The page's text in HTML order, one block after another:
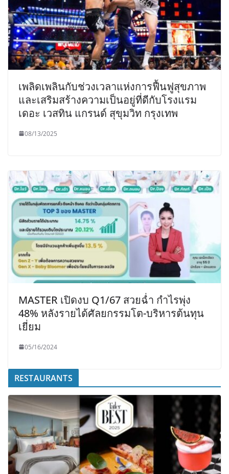
เพลิดเพลินกับช่วงเวลาแห่งการฟื้นฟูสุขภาพ
และเสริมสร้างความเป็นอยู่ที่ดีกับโรงแรม
เดอะ เวสทิน แกรนด์ สุขุมวิท กรุงเทพ
08/13/2025
MASTER เปิดงบ Q1/67 สวยฉ่ำ กำไรพุ่ง
48% หลังรายได้ศัลยกรรมโต-บริหารต้นทุน
เยี่ยม
05/16/2024
RESTAURANTS